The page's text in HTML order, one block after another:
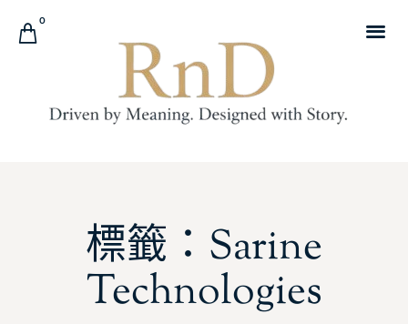
0
標籤：Sarine
Technologies